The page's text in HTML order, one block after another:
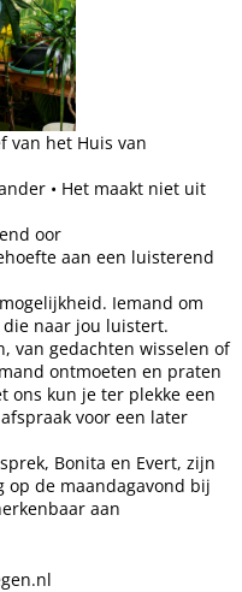
van het Huis van
• Het maakt niet uit
oor
aan een luisterend
Iemand om
die naar jou luistert.
van gedachten wisselen of
ontmoeten en praten
ons kun je ter plekke een
voor een later
Bonita en Evert, zijn
op de maandagavond bij
aan